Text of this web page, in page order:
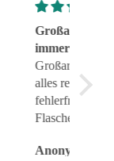
geklappt
wie immer
aus.